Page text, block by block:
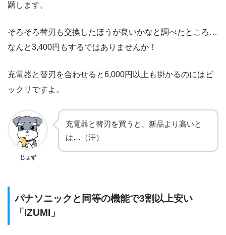
躇します。
そろそろ替刃も交換したほうが良いかなと調べたところ…
なんと3,400円もするではありませんか！
充電器と替刃を合わせると6,000円以上も掛かるのにはビ
ックリですよ。
じょず
充電器と替刃を買うと、新品より高いと
は…（汗）
パナソニックと同等の機能で3割以上安い
「IZUMI」